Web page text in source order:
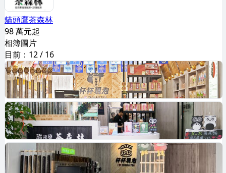
貓頭鷹茶森林
98 萬元起
相簿圖片
目前： 12/ 16